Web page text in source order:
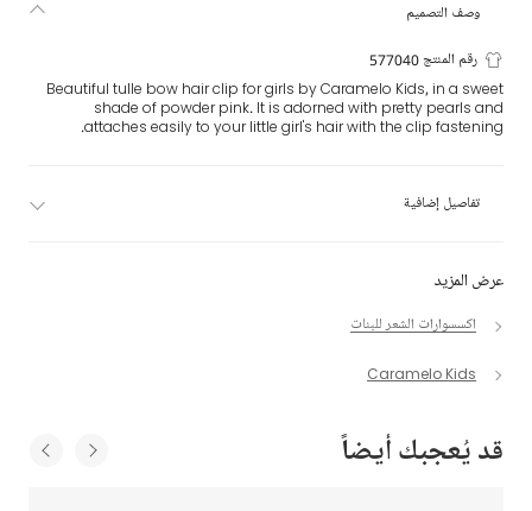
عرض المزيد
اكسسوارات الشعر للبنات
Caramelo Kids
وصف التصميم
رقم المنتج 577040
Beautiful tulle bow hair clip for girls by Caramelo Kids, in a sweet
shade of powder pink. It is adorned with pretty pearls and
attaches easily to your little girl's hair with the clip fastening.
تفاصيل إضافية
قد يُعجبك أيضاً